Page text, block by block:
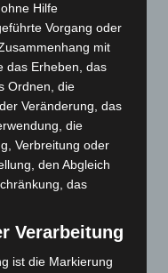
16 Uhr, Jugendhalle,
13-16 Uhr, Max-
Weg 9
16 Uhr, Turnhalle
Hilfe
Vorgang oder
mit
das Erheben, das
Ordnen, die
Veränderung, das
die
Verbreitung oder
den Abgleich
das
Verarbeitung
ist die Markierung